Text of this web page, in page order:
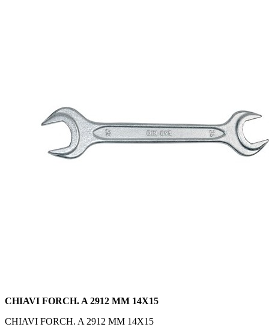
CHIAVI FORCH. A 2912 MM 14X15
CHIAVI FORCH. A 2912 MM 14X15